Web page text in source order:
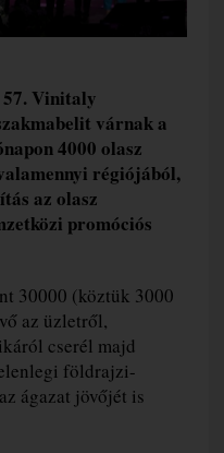
Vinitaly
várnak a
4000 olasz
régiójából,
az olasz
promóciós
30000 (köztük 3000
az üzletről,
cserél majd
földrajzi-
ágazat jövőjét is